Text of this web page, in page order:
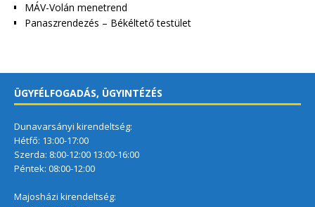
MÁV-Volán menetrend
Panaszrendezés – Békéltető testület
ÜGYFÉLFOGADÁS, ÜGYINTÉZÉS
Dunavarsányi kirendeltség:
Hétfő: 13:00-17:00
Szerda: 8:00-12:00 13:00-16:00
Péntek: 08:00-12:00
Majosházi kirendeltség: